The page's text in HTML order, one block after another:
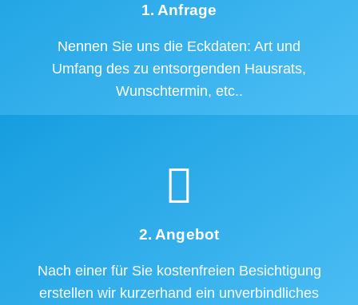
1. Anfrage
Nennen Sie uns die Eckdaten: Art und
Umfang des zu entsorgenden Hausrats,
Wunschtermin, etc..
2. Angebot
Nach einer für Sie kostenfreien Besichtigung
erstellen wir kurzerhand ein unverbindliches